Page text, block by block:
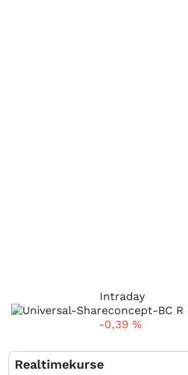
Intraday
-0,39 %
Realtimekurse